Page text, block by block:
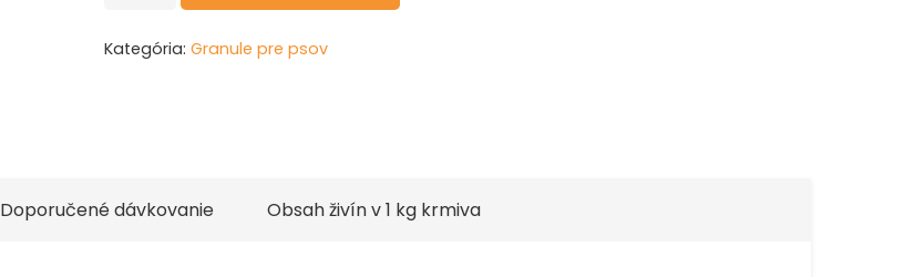
15kg
Kategória: Granule pre psov
Doporučené dávkovanie Obsah živín v 1 kg krmiva